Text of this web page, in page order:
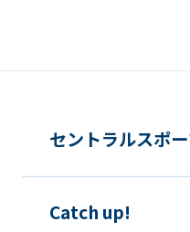
ご利用上の諸
む）等、新商
セントラルスポ
Catch up!